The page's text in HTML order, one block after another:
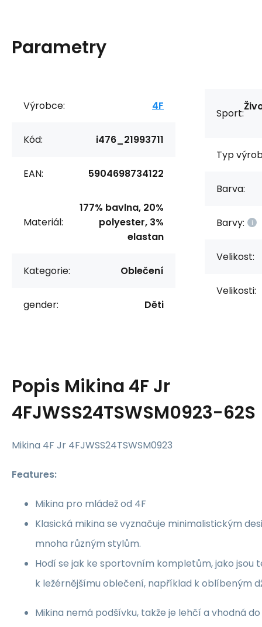
Parametry
Výrobce: 4F
Kód: i476_21993711
EAN: 5904698734122
Materiál:
177% bavlna, 20%
polyester, 3%
elastan
Kategorie: Oblečení
gender: Děti
Sport:
Typ
Barva:
Barvy:
Velikost:
Velikosti:
Popis Mikina 4F Jr
4FJWSS24TSWSM0923-62S
Mikina 4F Jr 4FJWSS24TSWSM0923
Features:
Mikina pro mládež od 4F
Klasická mikina se vyznačuje minimalistickým
mnoha různým stylům.
Hodí se jak ke sportovním kompletům, jako jsou
k ležérnějšímu oblečení, například k oblíbeným
Mikina nemá podšívku, takže je lehčí a vhodná